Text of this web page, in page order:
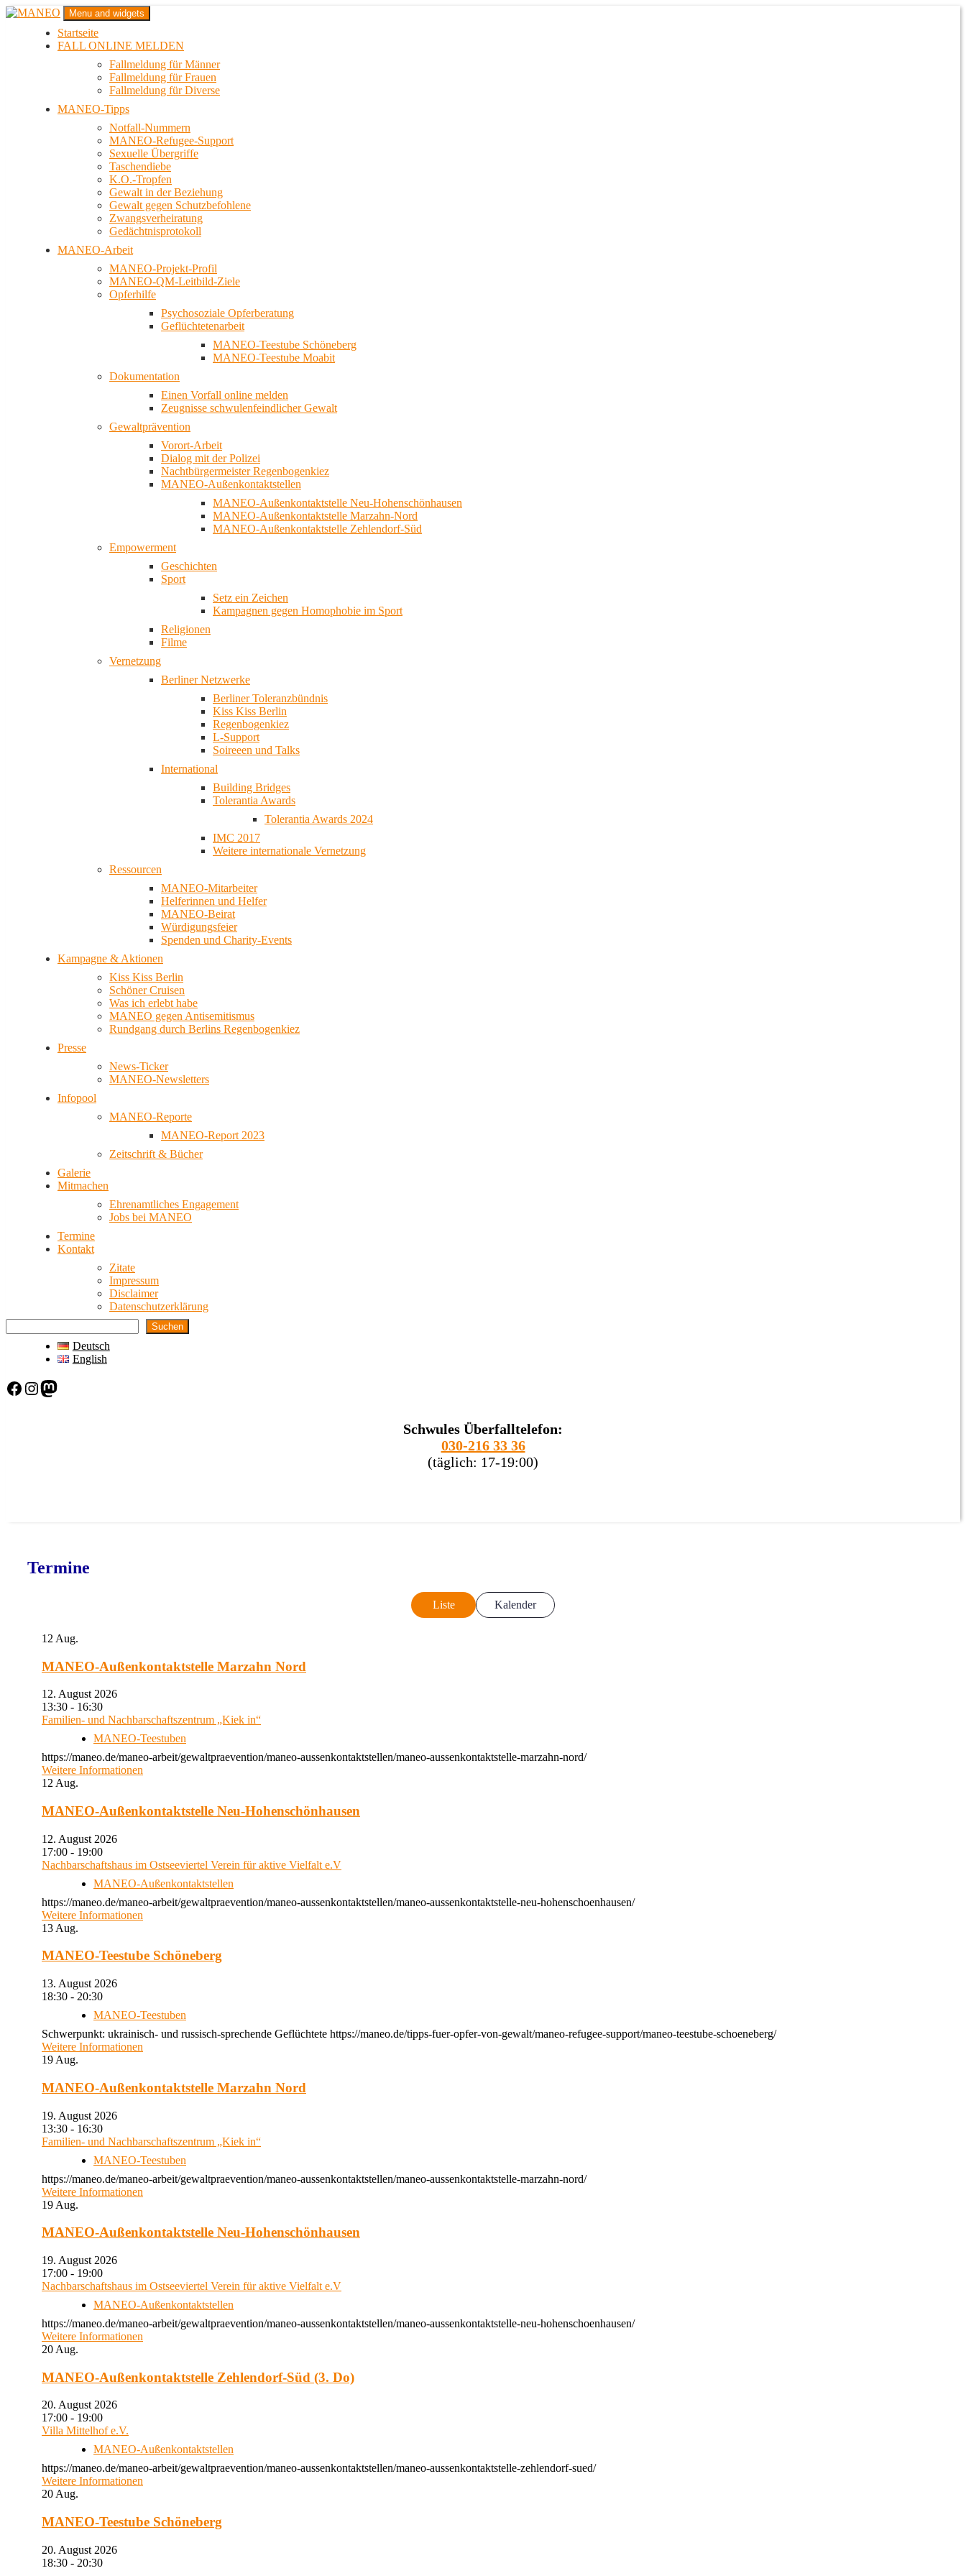
Zum
MANEO
Das schwule Anti-Gewalt-Projekt in Berlin
Menu and widgets
Startseite
FALL ONLINE MELDEN
Fallmeldung für Männer
Fallmeldung für Frauen
Fallmeldung für Diverse
MANEO-Tipps
Notfall-Nummern
MANEO-Refugee-Support
Sexuelle Übergriffe
Taschendiebe
K.O.-Tropfen
Gewalt in der Beziehung
Gewalt gegen Schutzbefohlene
Zwangsverheiratung
Gedächtnisprotokoll
MANEO-Arbeit
MANEO-Projekt-Profil
MANEO-QM-Leitbild-Ziele
Opferhilfe
Psychosoziale Opferberatung
Geflüchtetenarbeit
MANEO-Teestube Schöneberg
MANEO-Teestube Moabit
Dokumentation
Einen Vorfall online melden
Zeugnisse schwulenfeindlicher Gewalt
Gewaltprävention
Vorort-Arbeit
Dialog mit der Polizei
Nachtbürgermeister Regenbogenkiez
MANEO-Außenkontaktstellen
MANEO-Außenkontaktstelle Neu-Hohenschönhausen
MANEO-Außenkontaktstelle Marzahn-Nord
MANEO-Außenkontaktstelle Zehlendorf-Süd
Empowerment
Geschichten
Sport
Setz ein Zeichen
Kampagnen gegen Homophobie im Sport
Religionen
Filme
Vernetzung
Berliner Netzwerke
Berliner Toleranzbündnis
Kiss Kiss Berlin
Regenbogenkiez
L-Support
Soireeen und Talks
International
Building Bridges
Tolerantia Awards
Tolerantia Awards 2024
IMC 2017
Weitere internationale Vernetzung
Ressourcen
MANEO-Mitarbeiter
Helferinnen und Helfer
MANEO-Beirat
Würdigungsfeier
Spenden und Charity-Events
Kampagne & Aktionen
Kiss Kiss Berlin
Schöner Cruisen
Was ich erlebt habe
MANEO gegen Antisemitismus
Rundgang durch Berlins Regenbogenkiez
Presse
News-Ticker
MANEO-Newsletters
Infopool
MANEO-Reporte
MANEO-Report 2023
Zeitschrift & Bücher
Galerie
Mitmachen
Ehrenamtliches Engagement
Jobs bei MANEO
Termine
Kontakt
Zitate
Impressum
Disclaimer
Datenschutzerklärung
Suchen
Deutsch
English
Facebook Instagram Mastodon
Schwules Überfalltelefon:
030-216 33 36
(täglich: 17-19:00)
Termine
Liste Kalender
12 Aug.
MANEO-Außenkontaktstelle Marzahn Nord
12. August 2026
13:30 - 16:30
Familien- und Nachbarschaftszentrum „Kiek in“
MANEO-Teestuben
https://maneo.de/maneo-arbeit/gewaltpraevention/maneo-aussenkontaktstellen/maneo-aussenkontaktstelle-marzahn-nord/
Weitere Informationen
12 Aug.
MANEO-Außenkontaktstelle Neu-Hohenschönhausen
12. August 2026
17:00 - 19:00
Nachbarschaftshaus im Ostseeviertel Verein für aktive Vielfalt e.V
MANEO-Außenkontaktstellen
https://maneo.de/maneo-arbeit/gewaltpraevention/maneo-aussenkontaktstellen/maneo-aussenkontaktstelle-neu-hohenschoenhausen/
Weitere Informationen
13 Aug.
MANEO-Teestube Schöneberg
13. August 2026
18:30 - 20:30
MANEO-Teestuben
Schwerpunkt: ukrainisch- und russisch-sprechende Geflüchtete https://maneo.de/tipps-fuer-opfer-von-gewalt/maneo-refugee-support/maneo-teestube-schoeneberg/
Weitere Informationen
19 Aug.
MANEO-Außenkontaktstelle Marzahn Nord
19. August 2026
13:30 - 16:30
Familien- und Nachbarschaftszentrum „Kiek in“
MANEO-Teestuben
https://maneo.de/maneo-arbeit/gewaltpraevention/maneo-aussenkontaktstellen/maneo-aussenkontaktstelle-marzahn-nord/
Weitere Informationen
19 Aug.
MANEO-Außenkontaktstelle Neu-Hohenschönhausen
19. August 2026
17:00 - 19:00
Nachbarschaftshaus im Ostseeviertel Verein für aktive Vielfalt e.V
MANEO-Außenkontaktstellen
https://maneo.de/maneo-arbeit/gewaltpraevention/maneo-aussenkontaktstellen/maneo-aussenkontaktstelle-neu-hohenschoenhausen/
Weitere Informationen
20 Aug.
MANEO-Außenkontaktstelle Zehlendorf-Süd (3. Do)
20. August 2026
17:00 - 19:00
Villa Mittelhof e.V.
MANEO-Außenkontaktstellen
https://maneo.de/maneo-arbeit/gewaltpraevention/maneo-aussenkontaktstellen/maneo-aussenkontaktstelle-zehlendorf-sued/
Weitere Informationen
20Aug.
MANEO-Teestube Schöneberg
20. August 2026
18:30 - 20:30